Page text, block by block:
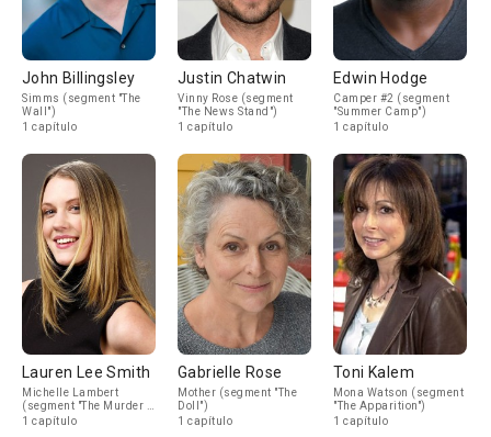
John Billingsley
Simms (segment "The
Wall")
1 capítulo
Justin Chatwin
Vinny Rose (segment
"The News Stand")
1 capítulo
Edwin Hodge
Camper #2 (segment
"Summer Camp")
1 capítulo
Lauren Lee Smith
Michelle Lambert
(segment "The Murder of
Roy Hennessey")
1 capítulo
Gabrielle Rose
Mother (segment "The
Doll")
1 capítulo
Toni Kalem
Mona Watson (segment
"The Apparition")
1 capítulo